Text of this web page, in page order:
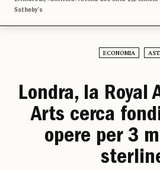
Sotheby’s
ECONOMIA
Londra, la Royal
Arts cerca
opere per 3